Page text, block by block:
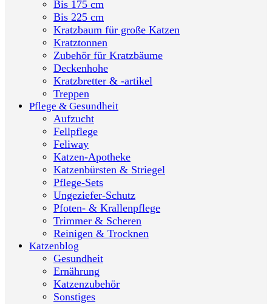
Bis 175 cm
Bis 225 cm
Kratzbaum für große Katzen
Kratztonnen
Zubehör für Kratzbäume
Deckenhohe
Kratzbretter & -artikel
Treppen
Pflege & Gesundheit
Aufzucht
Fellpflege
Feliway
Katzen-Apotheke
Katzenbürsten & Striegel
Pflege-Sets
Ungeziefer-Schutz
Pfoten- & Krallenpflege
Trimmer & Scheren
Reinigen & Trocknen
Katzenblog
Gesundheit
Ernährung
Katzenzubehör
Sonstiges